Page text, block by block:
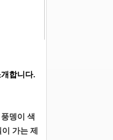
합니다.
뎅이 색
가는 제